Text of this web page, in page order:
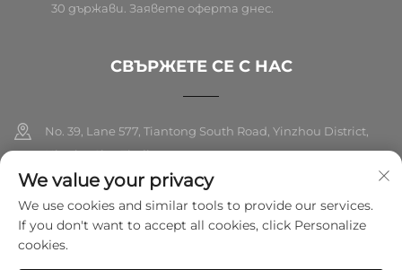
30 държави. Заявете оферта днес.
СВЪРЖЕТЕ СЕ С НАС
No. 39, Lane 577, Tiantong South Road, Yinzhou District,
Ningbo City, Zhejiang
+86-18989326021
[email protected]
We value your privacy
We use cookies and similar tools to provide our services.
If you don't want to accept all cookies, click Personalize
cookies.